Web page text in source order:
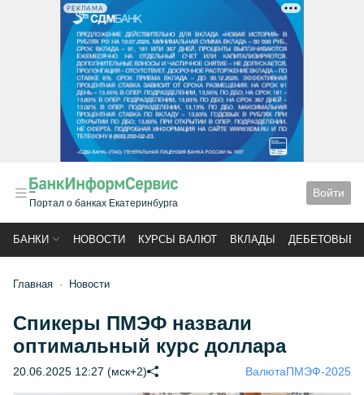
РЕКЛАМА
Портал о банках Екатеринбурга
Войти
БАНКИ НОВОСТИ КУРСЫ ВАЛЮТ ВКЛАДЫ ДЕБЕТОВЫЕ
Главная Новости
Спикеры ПМЭФ назвали
оптимальный курс доллара
20.06.2025 12:27 (мск+2) ВалютаПМЭФ-2025